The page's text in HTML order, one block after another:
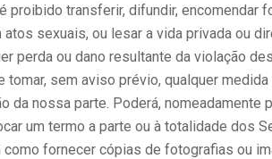
proibido transferir, difundir,
sexuais, ou lesar a vida privada ou
perda ou dano resultante da violação
sem aviso prévio, qualquer
da nossa parte. Poderá,
um termo a parte ou à totalidade
fornecer cópias de fotografias ou